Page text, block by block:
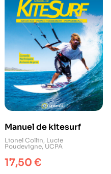
Manuel de kitesurf
Lionel Collin, Lucie
Poudevigne,UCPA
17,50 €